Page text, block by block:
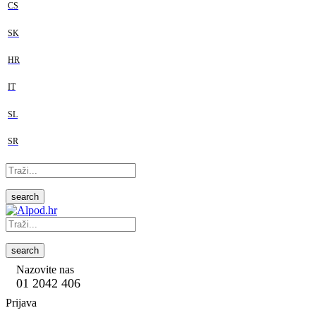
CS
SK
HR
IT
SL
SR
search
search
Nazovite nas
01 2042 406
Prijava